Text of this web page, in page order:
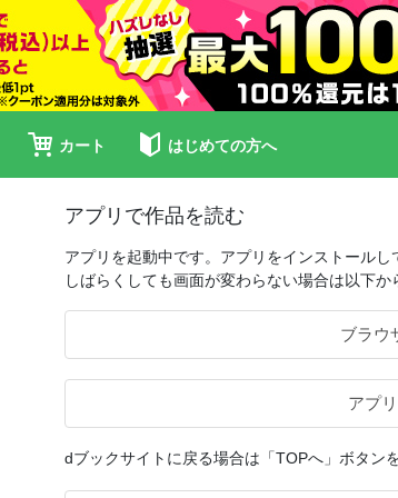
カート はじめての方へ
アプリで作品を読む
アプリを起動中です。アプリをインストール
しばらくしても画面が変わらない場合は以下か
ブラウ
アプ
dブックサイトに戻る場合は「TOPへ」ボタン